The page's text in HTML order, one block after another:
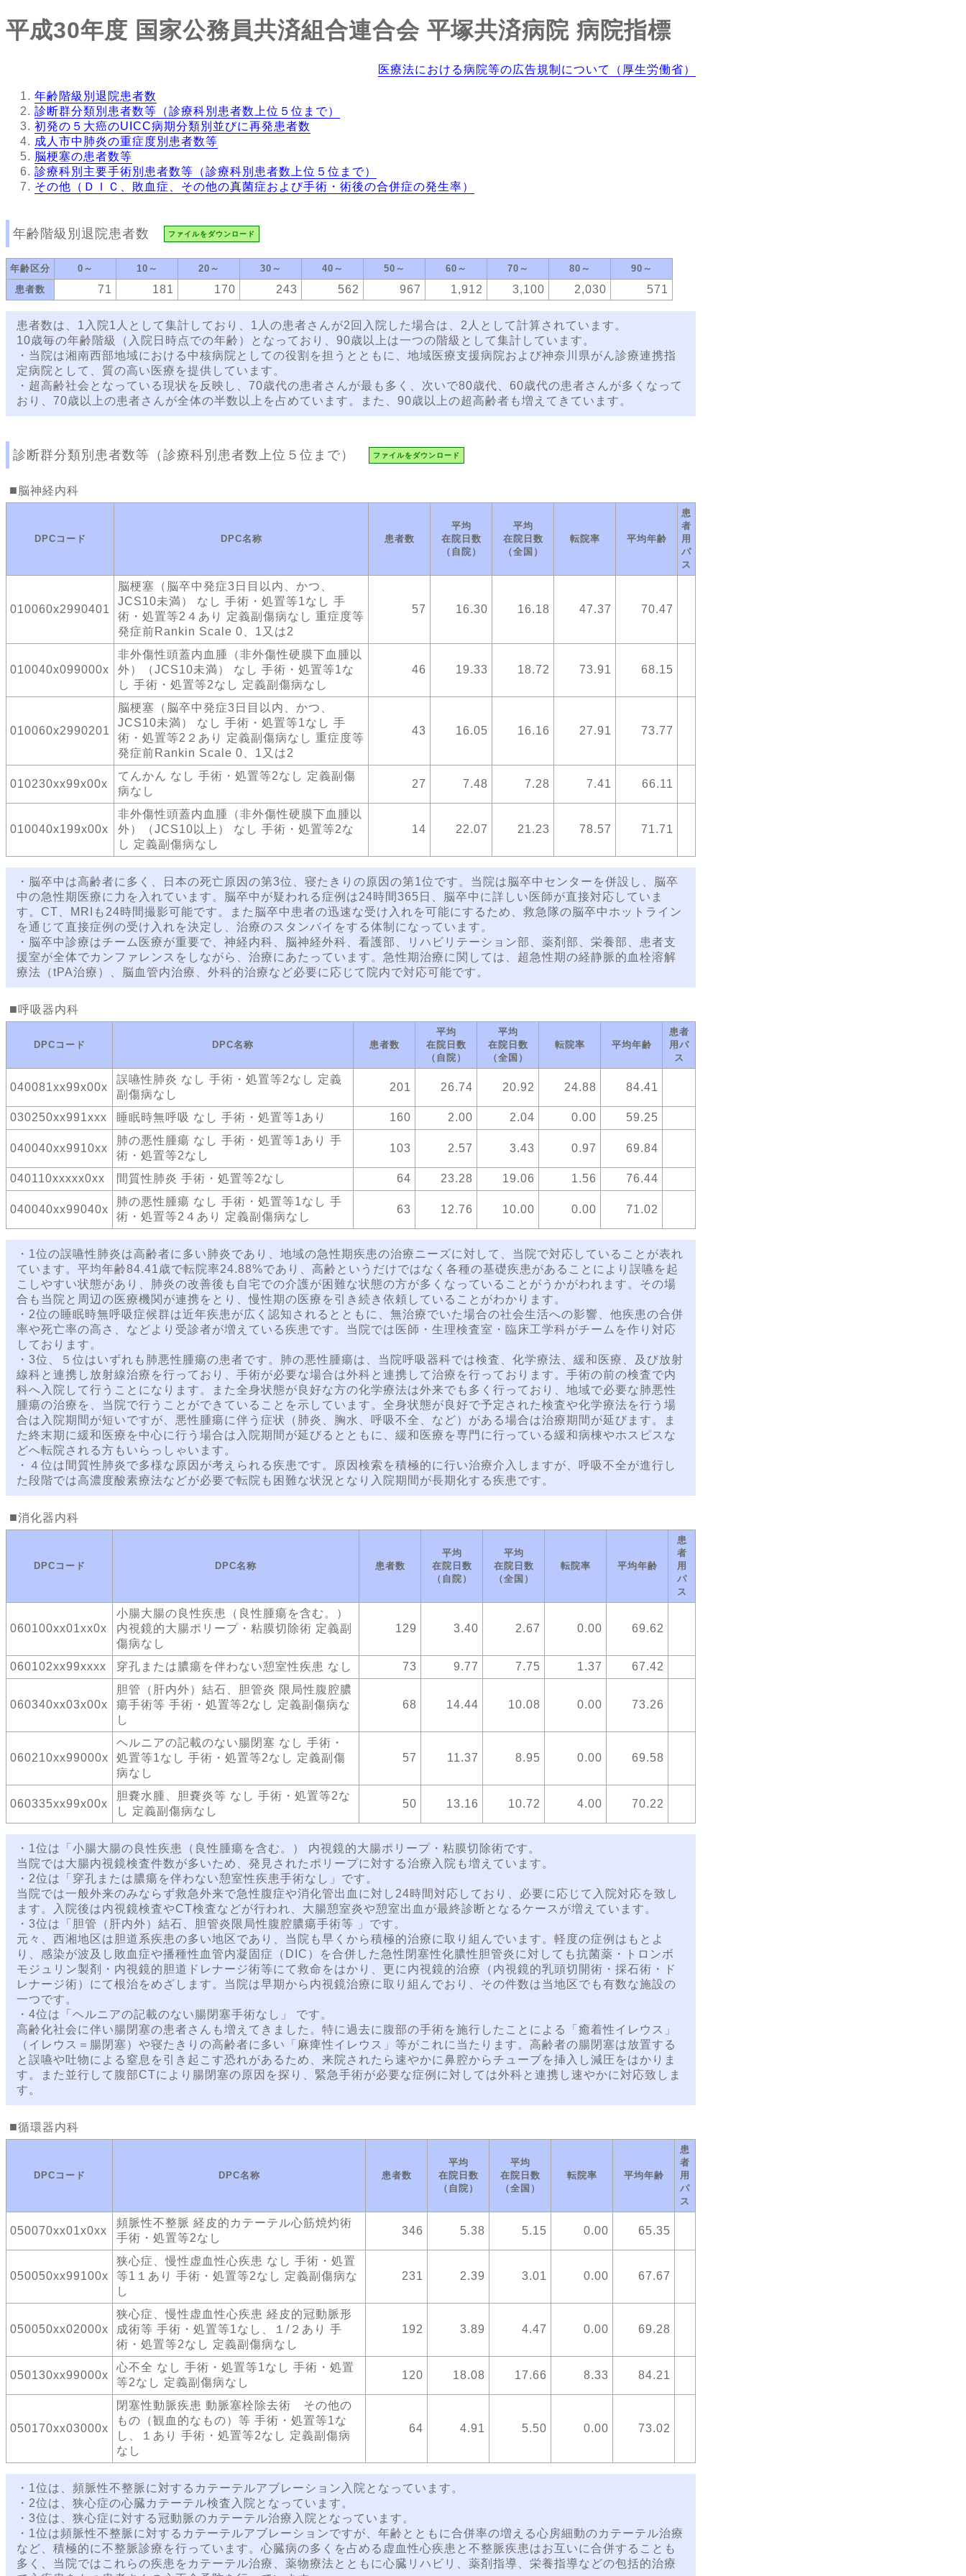
平成30年度 国家公務員共済組合連合会 平塚共済病院 病院指標
医療法における病院等の広告規制について（厚生労働省）
年齢階級別退院患者数
診断群分類別患者数等（診療科別患者数上位５位まで）
初発の５大癌のUICC病期分類別並びに再発患者数
成人市中肺炎の重症度別患者数等
脳梗塞の患者数等
診療科別主要手術別患者数等（診療科別患者数上位５位まで）
その他（ＤＩＣ、敗血症、その他の真菌症および手術・術後の合併症の発生率）
年齢階級別退院患者数 ファイルをダウンロード
年齢区分 0～ 10～ 20～ 30～ 40～ 50～ 60～ 70～ 80～
90～
患者数
71 181 170 243 562 967 1,912 3,100 2,030 571
患者数は、1入院1人として集計しており、1人の患者さんが2回入院した場合は、2人として計算されています。
10歳毎の年齢階級（入院日時点での年齢）となっており、90歳以上は一つの階級として集計しています。
・当院は湘南西部地域における中核病院としての役割を担うとともに、地域医療支援病院および神奈川県がん診療連携指
定病院として、質の高い医療を提供しています。
・超高齢社会となっている現状を反映し、70歳代の患者さんが最も多く、次いで80歳代、60歳代の患者さんが多くなって
おり、70歳以上の患者さんが全体の半数以上を占めています。また、90歳以上の超高齢者も増えてきています。
診断群分類別患者数等（診療科別患者数上位５位まで） ファイルをダウンロード
脳神経内科
DPCコード DPC名称 患者数
平均
在院日数
（自院）
平均
在院日数
（全国）
転院率 平均年齢
患
者
用
パ
ス
010060x2990401
脳梗塞（脳卒中発症3日目以内、かつ、
JCS10未満） なし 手術・処置等1なし 手
術・処置等2４あり 定義副傷病なし 重症度等
発症前Rankin Scale 0、1又は2
57 16.30 16.18 47.37 70.47
010040x099000x
非外傷性頭蓋内血腫（非外傷性硬膜下血腫以
外）（JCS10未満） なし 手術・処置等1な
し 手術・処置等2なし 定義副傷病なし
46 19.33 18.72 73.91 68.15
010060x2990201
脳梗塞（脳卒中発症3日目以内、かつ、
JCS10未満） なし 手術・処置等1なし 手
術・処置等2２あり 定義副傷病なし 重症度等
発症前Rankin Scale 0、1又は2
43 16.05 16.16 27.91 73.77
010230xx99x00x
てんかん なし 手術・処置等2なし 定義副傷
病なし
27 7.48 7.28 7.41 66.11
010040x199x00x
非外傷性頭蓋内血腫（非外傷性硬膜下血腫以
外）（JCS10以上） なし 手術・処置等2な
し 定義副傷病なし
14 22.07 21.23 78.57 71.71
・脳卒中は高齢者に多く、日本の死亡原因の第3位、寝たきりの原因の第1位です。当院は脳卒中センターを併設し、脳卒
中の急性期医療に力を入れています。脳卒中が疑われる症例は24時間365日、脳卒中に詳しい医師が直接対応していま
す。CT、MRIも24時間撮影可能です。また脳卒中患者の迅速な受け入れを可能にするため、救急隊の脳卒中ホットライン
を通じて直接症例の受け入れを決定し、治療のスタンバイをする体制になっています。
・脳卒中診療はチーム医療が重要で、神経内科、脳神経外科、看護部、リハビリテーション部、薬剤部、栄養部、患者支
援室が全体でカンファレンスをしながら、治療にあたっています。急性期治療に関しては、超急性期の経静脈的血栓溶解
療法（tPA治療）、脳血管内治療、外科的治療など必要に応じて院内で対応可能です。
呼吸器内科
DPCコード DPC名称 患者数
平均
在院日数
（自院）
平均
在院日数
（全国）
転院率 平均年齢
患者
用パ
ス
040081xx99x00x
誤嚥性肺炎 なし 手術・処置等2なし 定義
副傷病なし
201 26.74 20.92 24.88 84.41
030250xx991xxx 睡眠時無呼吸 なし 手術・処置等1あり 160 2.00 2.04 0.00 59.25
040040xx9910xx
肺の悪性腫瘍 なし 手術・処置等1あり 手
術・処置等2なし
103 2.57 3.43 0.97 69.84
040110xxxxx0xx 間質性肺炎 手術・処置等2なし 64 23.28 19.06 1.56 76.44
040040xx99040x
肺の悪性腫瘍 なし 手術・処置等1なし 手
術・処置等2４あり 定義副傷病なし
63 12.76 10.00 0.00 71.02
・1位の誤嚥性肺炎は高齢者に多い肺炎であり、地域の急性期疾患の治療ニーズに対して、当院で対応していることが表れ
ています。平均年齢84.41歳で転院率24.88%であり、高齢というだけではなく各種の基礎疾患があることにより誤嚥を起
こしやすい状態があり、肺炎の改善後も自宅での介護が困難な状態の方が多くなっていることがうかがわれます。その場
合も当院と周辺の医療機関が連携をとり、慢性期の医療を引き続き依頼していることがわかります。
・2位の睡眠時無呼吸症候群は近年疾患が広く認知されるとともに、無治療でいた場合の社会生活への影響、他疾患の合併
率や死亡率の高さ、などより受診者が増えている疾患です。当院では医師・生理検査室・臨床工学科がチームを作り対応
しております。
・3位、５位はいずれも肺悪性腫瘍の患者です。肺の悪性腫瘍は、当院呼吸器科では検査、化学療法、緩和医療、及び放射
線科と連携し放射線治療を行っており、手術が必要な場合は外科と連携して治療を行っております。手術の前の検査で内
科へ入院して行うことになります。また全身状態が良好な方の化学療法は外来でも多く行っており、地域で必要な肺悪性
腫瘍の治療を、当院で行うことができていることを示しています。全身状態が良好で予定された検査や化学療法を行う場
合は入院期間が短いですが、悪性腫瘍に伴う症状（肺炎、胸水、呼吸不全、など）がある場合は治療期間が延びます。ま
た終末期に緩和医療を中心に行う場合は入院期間が延びるとともに、緩和医療を専門に行っている緩和病棟やホスピスな
どへ転院される方もいらっしゃいます。
・４位は間質性肺炎で多様な原因が考えられる疾患です。原因検索を積極的に行い治療介入しますが、呼吸不全が進行し
た段階では高濃度酸素療法などが必要で転院も困難な状況となり入院期間が長期化する疾患です。
消化器内科
DPCコード DPC名称 患者数
平均
在院日数
（自院）
平均
在院日数
（全国）
転院率 平均年齢
患
者
用
パ
ス
060100xx01xx0x
小腸大腸の良性疾患（良性腫瘍を含む。）
内視鏡的大腸ポリープ・粘膜切除術 定義副
傷病なし
129 3.40 2.67 0.00 69.62
060102xx99xxxx 穿孔または膿瘍を伴わない憩室性疾患 なし 73 9.77 7.75 1.37 67.42
060340xx03x00x
胆管（肝内外）結石、胆管炎 限局性腹腔膿
瘍手術等 手術・処置等2なし 定義副傷病な
し
68 14.44 10.08 0.00 73.26
060210xx99000x
ヘルニアの記載のない腸閉塞 なし 手術・
処置等1なし 手術・処置等2なし 定義副傷
病なし
57 11.37 8.95 0.00 69.58
060335xx99x00x
胆嚢水腫、胆嚢炎等 なし 手術・処置等2な
し 定義副傷病なし
50 13.16 10.72 4.00 70.22
・1位は「小腸大腸の良性疾患（良性腫瘍を含む。） 内視鏡的大腸ポリープ・粘膜切除術です。
当院では大腸内視鏡検査件数が多いため、発見されたポリープに対する治療入院も増えています。
・2位は「穿孔または膿瘍を伴わない憩室性疾患手術なし」です。
当院では一般外来のみならず救急外来で急性腹症や消化管出血に対し24時間対応しており、必要に応じて入院対応を致し
ます。入院後は内視鏡検査やCT検査などが行われ、大腸憩室炎や憩室出血が最終診断となるケースが増えています。
・3位は「胆管（肝内外）結石、胆管炎限局性腹腔膿瘍手術等 」です。
元々、西湘地区は胆道系疾患の多い地区であり、当院も早くから積極的治療に取り組んでいます。軽度の症例はもとよ
り、感染が波及し敗血症や播種性血管内凝固症（DIC）を合併した急性閉塞性化膿性胆管炎に対しても抗菌薬・トロンボ
モジュリン製剤・内視鏡的胆道ドレナージ術等にて救命をはかり、更に内視鏡的治療（内視鏡的乳頭切開術・採石術・ド
レナージ術）にて根治をめざします。当院は早期から内視鏡治療に取り組んでおり、その件数は当地区でも有数な施設の
一つです。
・4位は「ヘルニアの記載のない腸閉塞手術なし」 です。
高齢化社会に伴い腸閉塞の患者さんも増えてきました。特に過去に腹部の手術を施行したことによる「癒着性イレウス」
（イレウス＝腸閉塞）や寝たきりの高齢者に多い「麻痺性イレウス」等がこれに当たります。高齢者の腸閉塞は放置する
と誤嚥や吐物による窒息を引き起こす恐れがあるため、来院されたら速やかに鼻腔からチューブを挿入し減圧をはかりま
す。また並行して腹部CTにより腸閉塞の原因を探り、緊急手術が必要な症例に対しては外科と連携し速やかに対応致しま
す。
循環器内科
DPCコード DPC名称 患者数
平均
在院日数
（自院）
平均
在院日数
（全国）
転院率 平均年齢
患
者
用
パ
ス
050070xx01x0xx
頻脈性不整脈 経皮的カテーテル心筋焼灼術
手術・処置等2なし
346 5.38 5.15 0.00 65.35
050050xx99100x
狭心症、慢性虚血性心疾患 なし 手術・処置
等1１あり 手術・処置等2なし 定義副傷病な
し
231 2.39 3.01 0.00 67.67
050050xx02000x
狭心症、慢性虚血性心疾患 経皮的冠動脈形
成術等 手術・処置等1なし、１/２あり 手
術・処置等2なし 定義副傷病なし
192 3.89 4.47 0.00 69.28
050130xx99000x
心不全 なし 手術・処置等1なし 手術・処置
等2なし 定義副傷病なし
120 18.08 17.66 8.33 84.21
050170xx03000x
閉塞性動脈疾患 動脈塞栓除去術 その他の
もの（観血的なもの）等 手術・処置等1な
し、１あり 手術・処置等2なし 定義副傷病
なし
64 4.91 5.50 0.00 73.02
・1位は、頻脈性不整脈に対するカテーテルアブレーション入院となっています。
・2位は、狭心症の心臓カテーテル検査入院となっています。
・3位は、狭心症に対する冠動脈のカテーテル治療入院となっています。
・1位は頻脈性不整脈に対するカテーテルアブレーションですが、年齢とともに合併率の増える心房細動のカテーテル治療
など、積極的に不整脈診療を行っています。心臓病の多くを占める虚血性心疾患と不整脈疾患はお互いに合併することも
多く、当院ではこれらの疾患をカテーテル治療、薬物療法とともに心臓リハビリ、薬剤指導、栄養指導などの包括的治療